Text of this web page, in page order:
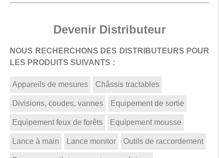
Devenir Distributeur
NOUS RECHERCHONS DES DISTRIBUTEURS POUR
LES PRODUITS SUIVANTS :
Appareils de mesures Châssis tractables
Divisions, coudes, vannes Equipement de sortie
Equipement feux de forêts Equipement mousse
Lance à main Lance monitor Outils de raccordement